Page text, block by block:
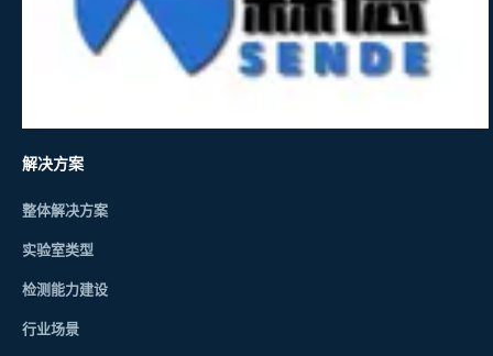
解决方案
整体解决方案
实验室类型
检测能力建设
行业场景